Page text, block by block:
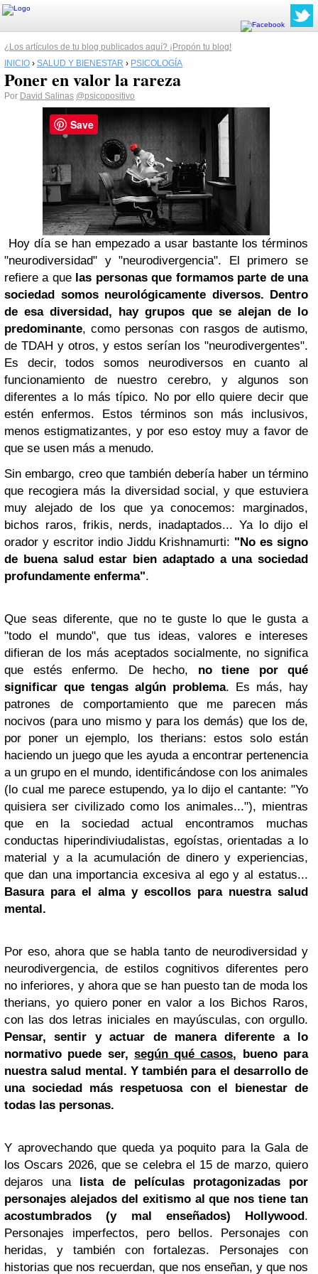
¿Los artículos de tu blog publicados aquí? ¡Propón tu blog!
INICIO › SALUD Y BIENESTAR › PSICOLOGÍA
Poner en valor la rareza
Por David Salinas @psicopositivo
Hoy día se han empezado a usar bastante los términos
"neurodiversidad" y "neurodivergencia". El primero se
refiere a que las personas que formamos parte de una
sociedad somos neurológicamente diversos. Dentro
de esa diversidad, hay grupos que se alejan de lo
predominante, como personas con rasgos de autismo,
de TDAH y otros, y estos serían los "neurodivergentes".
Es decir, todos somos neurodiversos en cuanto al
funcionamiento de nuestro cerebro, y algunos son
diferentes a lo más típico. No por ello quiere decir que
estén enfermos. Estos términos son más inclusivos,
menos estigmatizantes, y por eso estoy muy a favor de
que se usen más a menudo.
Sin embargo, creo que también debería haber un término
que recogiera más la diversidad social, y que estuviera
muy alejado de los que ya conocemos: marginados,
bichos raros, frikis, nerds, inadaptados... Ya lo dijo el
orador y escritor indio Jiddu Krishnamurti: "No es signo
de buena salud estar bien adaptado a una sociedad
profundamente enferma".
Que seas diferente, que no te guste lo que le gusta a
"todo el mundo", que tus ideas, valores e intereses
difieran de los más aceptados socialmente, no significa
que estés enfermo. De hecho, no tiene por qué
significar que tengas algún problema. Es más, hay
patrones de comportamiento que me parecen más
nocivos (para uno mismo y para los demás) que los de,
por poner un ejemplo, los therians: estos solo están
haciendo un juego que les ayuda a encontrar pertenencia
a un grupo en el mundo, identificándose con los animales
(lo cual me parece estupendo, ya lo dijo el cantante: "Yo
quisiera ser civilizado como los animales..."), mientras
que en la sociedad actual encontramos muchas
conductas hiperindiviudalistas, egoístas, orientadas a lo
material y a la acumulación de dinero y experiencias,
que dan una importancia excesiva al ego y al estatus...
Basura para el alma y escollos para nuestra salud
mental.
Por eso, ahora que se habla tanto de neurodiversidad y
neurodivergencia, de estilos cognitivos diferentes pero
no inferiores, y ahora que se han puesto tan de moda los
therians, yo quiero poner en valor a los Bichos Raros,
con las dos letras iniciales en mayúsculas, con orgullo.
Pensar, sentir y actuar de manera diferente a lo
normativo puede ser, según qué casos, bueno para
nuestra salud mental. Y también para el desarrollo de
una sociedad más respetuosa con el bienestar de
todas las personas.
Y aprovechando que queda ya poquito para la Gala de
los Oscars 2026, que se celebra el 15 de marzo, quiero
dejaros una lista de películas protagonizadas por
personajes alejados del exitismo al que nos tiene tan
acostumbrados (y mal enseñados) Hollywood.
Personajes imperfectos, pero bellos. Personajes con
heridas, y también con fortalezas. Personajes con
historias que nos recuerdan, que nos enseñan, y que nos
Save